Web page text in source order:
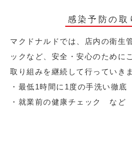
感染予防の取
マクドナルドでは、店内の衛生
ックなど、安全・安心のために
取り組みを継続して行っていき
・最低1時間に1度の手洗い徹底
・就業前の健康チェック など